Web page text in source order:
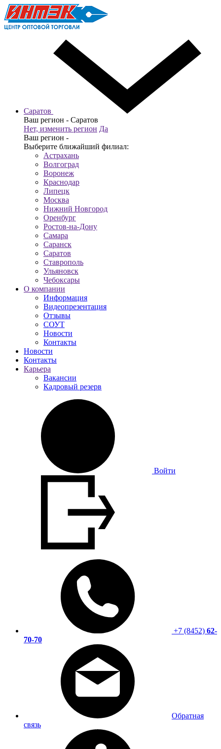
Саратов
Ваш регион - Саратов
Нет, изменить регион Да
Ваш регион -
Выберите ближайший филиал:
Астрахань
Волгоград
Воронеж
Краснодар
Липецк
Москва
Нижний Новгород
Оренбург
Ростов-на-Дону
Самара
Саранск
Саратов
Ставрополь
Ульяновск
Чебоксары
О компании
Информация
Видеопрезентация
Отзывы
СОУТ
Новости
Контакты
Новости
Контакты
Карьера
Вакансии
Кадровый резерв
Войти
+7 (8452) 62-
70-70
Обратная
связь